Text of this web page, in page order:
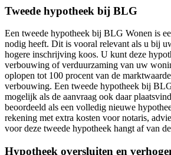
Tweede hypotheek bij BLG
Een tweede hypotheek bij BLG Wonen is
nodig heeft. Dit is vooral relevant als u bij
hogere inschrijving koos. U kunt deze
verbouwing of verduurzaming van uw
oplopen tot 100 procent van de
verbouwing. Een tweede hypotheek bij
mogelijk als de aanvraag ook daar
beoordeeld als een volledig nieuwe
rekening met extra kosten voor notaris,
voor deze tweede hypotheek hangt af van
Hypotheek oversluiten en